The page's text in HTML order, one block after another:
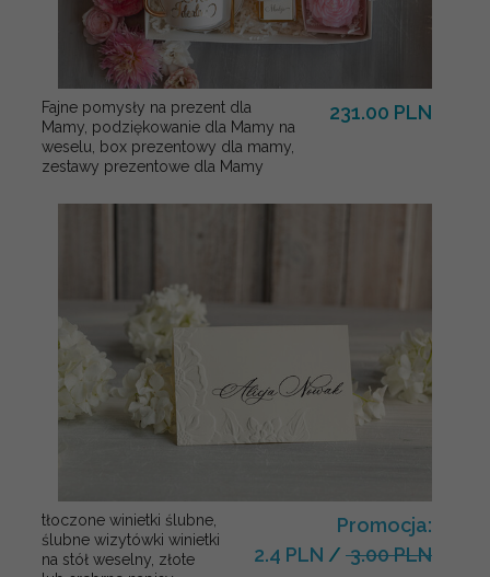
Fajne pomysły na prezent dla
Mamy, podziękowanie dla Mamy na
weselu, box prezentowy dla mamy,
zestawy prezentowe dla Mamy
231.00 PLN
tłoczone winietki ślubne,
ślubne wizytówki winietki
na stół weselny, złote
Promocja:
2.4 PLN / 3.00 PLN